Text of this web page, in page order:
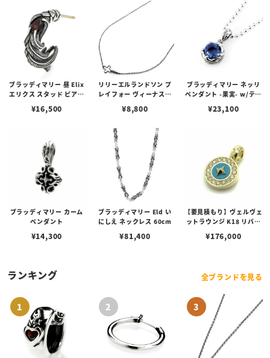
ブラッディマリー 昼 Elix
エリクス スタッド ピアス
¥16,500
リリーエルランドソン プ
レイフォー ヴィーナスチ
¥8,800
ブラッディマリー ネッリ
ペンダント -果実- w/ティ
¥23,100
ブラッディマリー カーム
ペンダント
¥14,300
ブラッディマリー Eld い
にしえ ネックレス 60cm
¥81,400
【要見積もり】ヴェルヴェ
ットラウンジ K18 リバテ
ターコイズ
¥176,000
ランキング 全ブランドを見る